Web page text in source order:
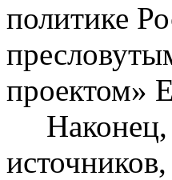
политике
проектом»
Наконец,